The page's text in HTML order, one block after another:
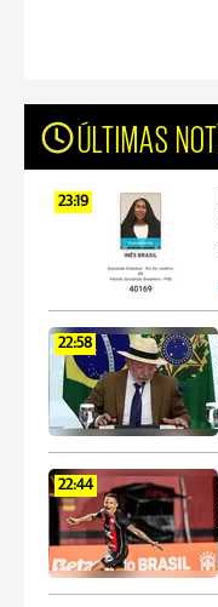
ÚLTIMAS
23:19
22:58
22:44